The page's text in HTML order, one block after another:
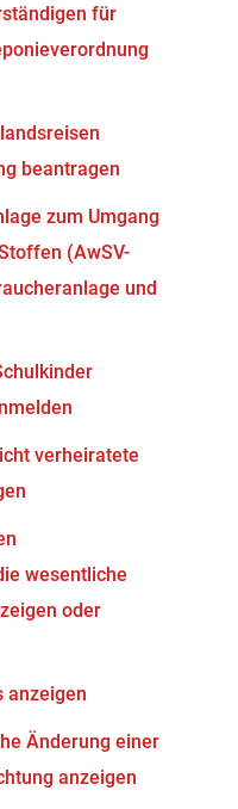
für
beantragen
zum Umgang
(AwSV-
und
verheiratete
wesentliche
oder
anzeigen
Änderung einer
anzeigen